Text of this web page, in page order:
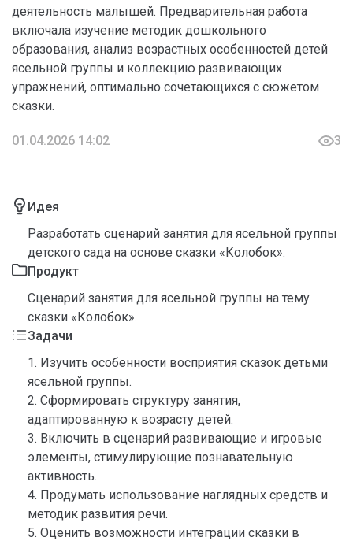
деятельность малышей. Предварительная работа
включала изучение методик дошкольного
образования, анализ возрастных особенностей детей
ясельной группы и коллекцию развивающих
упражнений, оптимально сочетающихся с сюжетом
сказки.
01.04.2026 14:02 3
Идея
Разработать сценарий занятия для ясельной группы
детского сада на основе сказки «Колобок».
Продукт
Сценарий занятия для ясельной группы на тему
сказки «Колобок».
Задачи
1. Изучить особенности восприятия сказок детьми
ясельной группы.
2. Сформировать структуру занятия,
адаптированную к возрасту детей.
3. Включить в сценарий развивающие и игровые
элементы, стимулирующие познавательную
активность.
4. Продумать использование наглядных средств и
методик развития речи.
5. Оценить возможности интеграции сказки в